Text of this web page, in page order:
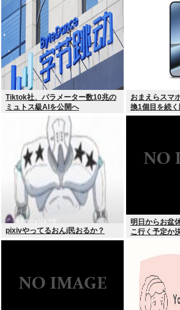
Tiktok社、パラメーター数10兆の
ミュトス級AIを公開へ
おまえらスマ
換1個目を続
www
pixivやってるおんj民おるか？
明日からお盆
こ行く予定か